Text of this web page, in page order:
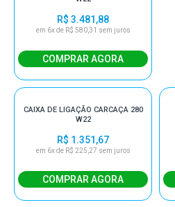
R$ 3.481,88
em 6x de R$ 580,31 sem juros
CAIXA DE LIGAÇÃO CARCAÇA 280
W22
R$ 1.351,67
em 6x de R$ 225,27 sem juros